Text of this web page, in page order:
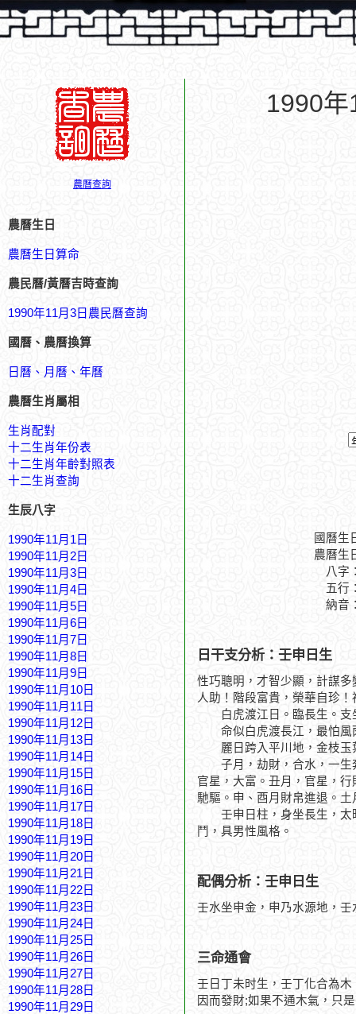
農曆查詢
農曆生日
農曆生日算命
農民曆/黃曆吉時查詢
1990年11月3日農民曆查詢
國曆、農曆換算
日曆、月曆、年曆
農曆生肖屬相
生肖配對
十二生肖年份表
十二生肖年齡對照表
十二生肖查詢
生辰八字
1990年11月1日
1990年11月2日
1990年11月3日
1990年11月4日
1990年11月5日
1990年11月6日
1990年11月7日
1990年11月8日
1990年11月9日
1990年11月10日
1990年11月11日
1990年11月12日
1990年11月13日
1990年11月14日
1990年11月15日
1990年11月16日
1990年11月17日
1990年11月18日
1990年11月19日
1990年11月20日
1990年11月21日
1990年11月22日
1990年11月23日
1990年11月24日
1990年11月25日
1990年11月26日
1990年11月27日
1990年11月28日
1990年11月29日
1990
國曆生
農曆生
八字
五行
納音
日干支分析：壬申日生
性巧聰明，才智少顯，計謀
人助！階段富貴，榮華自珍！
白虎渡江日。臨長生。支
命似白虎渡長江，最怕風
麗日跨入平川地，金枝玉
子月，劫財，合水，一生
官星，大富。丑月，官星，
馳驅。申、酉月財帛進退。土
壬申日柱，身坐長生，太
鬥，具男性風格。
配偶分析：壬申日生
壬水坐申金，申乃水源地，
三命通會
壬日丁未时生，壬丁化合為
因而發財;如果不通木氣，只